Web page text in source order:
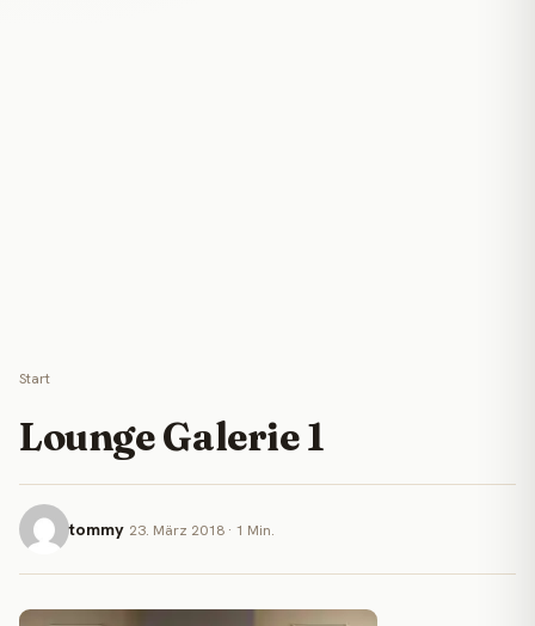
Start
Lounge Galerie 1
tommy 23. März 2018 · 1 Min.